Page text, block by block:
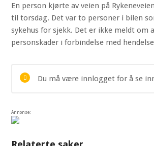
En person kjørte av veien på
til torsdag. Det var to personer i bilen
sykehus for sjekk. Det er ikke meldt om
personskader i forbindelse med
Du må være innlogget for å se
Annonse: